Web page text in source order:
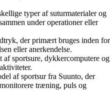
typer af suturmaterialer og
under operationer eller
der primært bruges inden for
eller anerkendelse.
af sportsure, dykkercomputere og
af sportsur fra Suunto, der
træning, puls og